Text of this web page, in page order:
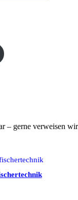
– gerne verweisen wir